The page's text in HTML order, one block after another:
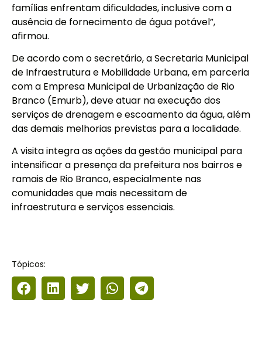
famílias enfrentam dificuldades, inclusive com a
ausência de fornecimento de água potável”,
afirmou.
De acordo com o secretário, a Secretaria Municipal
de Infraestrutura e Mobilidade Urbana, em parceria
com a Empresa Municipal de Urbanização de Rio
Branco (Emurb), deve atuar na execução dos
serviços de drenagem e escoamento da água, além
das demais melhorias previstas para a localidade.
A visita integra as ações da gestão municipal para
intensificar a presença da prefeitura nos bairros e
ramais de Rio Branco, especialmente nas
comunidades que mais necessitam de
infraestrutura e serviços essenciais.
Tópicos: